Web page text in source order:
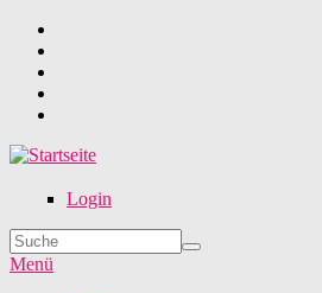
Direkt zum Inhalt
Login
Suchformular
Menü